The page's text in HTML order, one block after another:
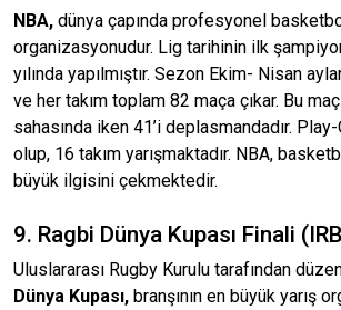
NBA, dünya çapında profesyonel
organizasyonudur. Lig tarihinin ilk
yılında yapılmıştır. Sezon Ekim- Nisan
ve her takım toplam 82 maça çıkar. Bu
sahasında iken 41’i deplasmandadır.
olup, 16 takım yarışmaktadır. NBA,
büyük ilgisini çekmektedir.
9. Ragbi Dünya Kupası Finali
Uluslararası Rugby Kurulu tarafından
Dünya Kupası, branşının en büyük yarış